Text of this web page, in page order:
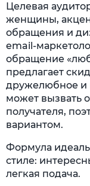
Целевая
женщины,
обращения и
email-
обращение
предлагает
дружелюбное и
может вызвать
получателя,
вариантом.
Формула
стиле:
легкая подача.